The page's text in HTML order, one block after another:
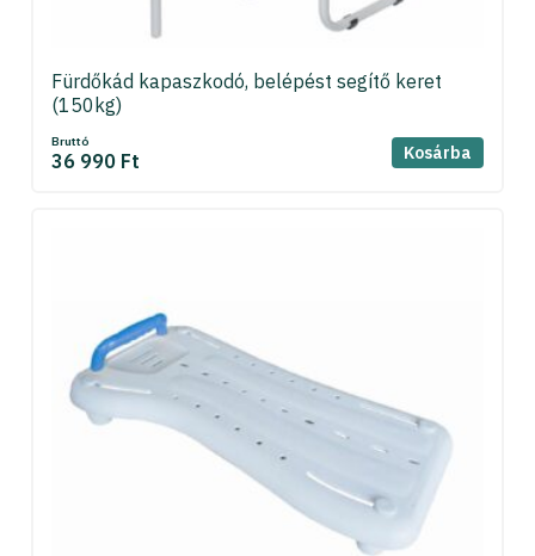
Fürdőkád kapaszkodó, belépést segítő keret
(150kg)
Bruttó
36 990 Ft Kosárba